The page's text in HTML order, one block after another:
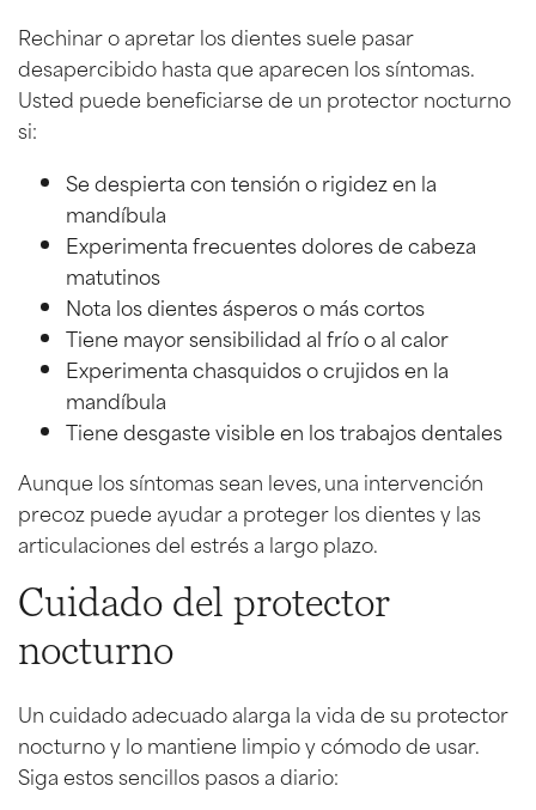
Rechinar o apretar los dientes suele pasar
desapercibido hasta que aparecen los síntomas.
Usted puede beneficiarse de un protector nocturno
si:
Se despierta con tensión o rigidez en la
mandíbula
Experimenta frecuentes dolores de cabeza
matutinos
Nota los dientes ásperos o más cortos
Tiene mayor sensibilidad al frío o al calor
Experimenta chasquidos o crujidos en la
mandíbula
Tiene desgaste visible en los trabajos dentales
Aunque los síntomas sean leves, una intervención
precoz puede ayudar a proteger los dientes y las
articulaciones del estrés a largo plazo.
Cuidado del protector
nocturno
Un cuidado adecuado alarga la vida de su protector
nocturno y lo mantiene limpio y cómodo de usar.
Siga estos sencillos pasos a diario: